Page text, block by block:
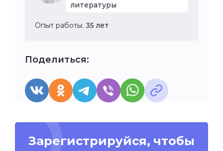
литературы
Опыт работы: 35 лет
Поделиться:
Зарегистрируйся, чтобы